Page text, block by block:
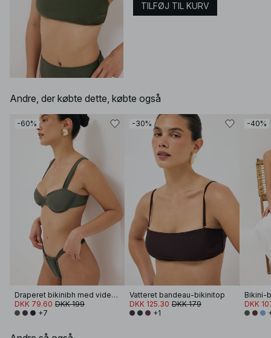
TILFØJ TIL KURV
Andre, der købte dette, købte også
-60%
Draperet bikinibh med vide stropper
DKK 79.60 DKK 199
+7
-30%
Vatteret bandeau-bikinitop
DKK 125.30 DKK 179
+1
-40%
DKK